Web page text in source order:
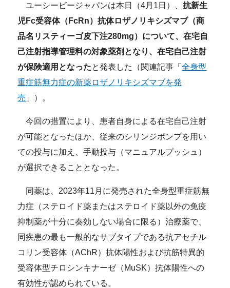
ユーシービージャパンは本日（4月1日）、抗新生
児Fc受容体（FcRn）抗体ロザノリキシズマブ（商
品名リスティーゴ皮下注280mg）について、在宅自
己注射指導管理料の対象薬剤となり、在宅自己注射
が保険適用となったと発表した（関連記事「全身型
重症筋無力症の新薬ロザノリキシズマブを発
売 」）。
今回の措置により、患者自身による在宅自己注射
が可能となったほか、従来のシリンジポンプを用い
ての投与に加え、手動投与（マニュアルプッシュ）
が選択できることとなった。
同薬は、2023年11月に発売された全身型重症筋無
力症（ステロイド薬またはステロイド薬以外の免疫
抑制薬が十分に奏効しない場合に限る）治療薬で、
同疾患の最も一般的なサブタイプである抗アセチル
コリン受容体（AChR）抗体陽性および抗筋特異的
受容体型チロシンキナーゼ（MuSK）抗体陽性への
有効性が認められている。